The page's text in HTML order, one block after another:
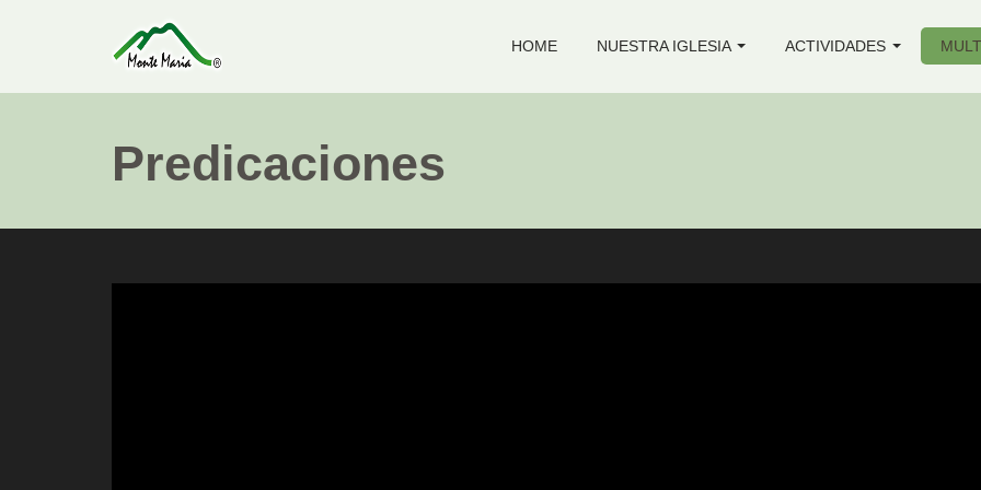
HOME NUESTRA IGLESIA ACTIVIDADES
Predicaciones